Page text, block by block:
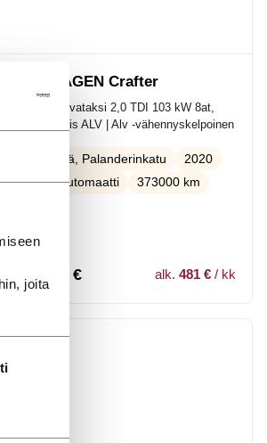
joita
VOLKSWAGEN Crafter
35 Carsport-invataksi 2,0 TDI 103 kW 8at,
3640 "City" *sis ALV | Alv -vähennyskelpoinen
Jyväskylä, Palanderinkatu
2020
Diesel
Automaatti 373000 km
900,00 € alk. 481 € / kk